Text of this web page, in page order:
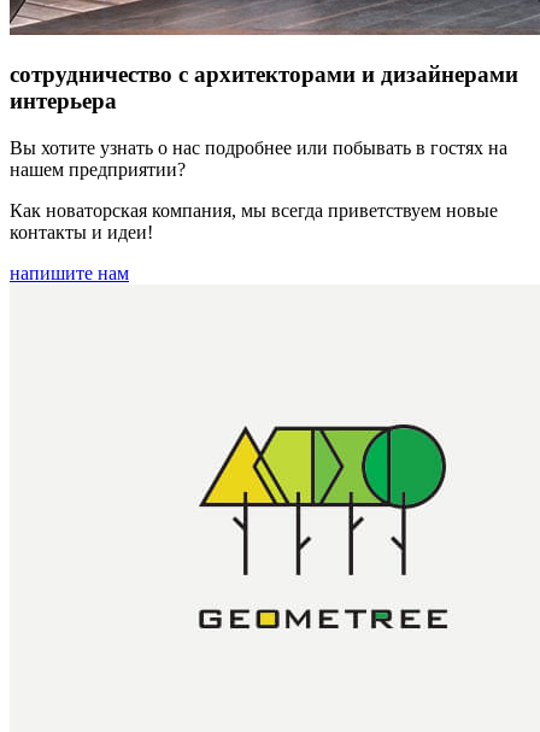
сотрудничество с архитекторами и дизайнерами
интерьера
Вы хотите узнать о нас подробнее или побывать в гостях на
нашем предприятии?
Как новаторская компания, мы всегда приветствуем новые
контакты и идеи!
напишите нам